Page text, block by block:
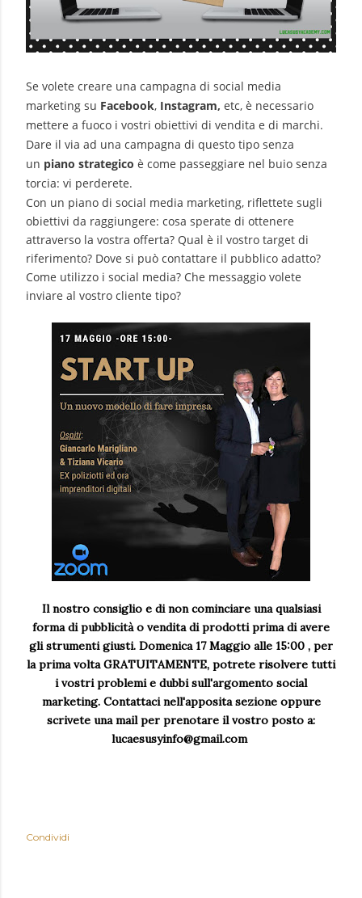
Se volete creare una campagna di social media
marketing su Facebook, Instagram, etc, è necessario
mettere a fuoco i vostri obiettivi di vendita e di marchi.
Dare il via ad una campagna di questo tipo senza
un piano strategico è come passeggiare nel buio senza
torcia: vi perderete.
Con un piano di social media marketing, riflettete sugli
obiettivi da raggiungere: cosa sperate di ottenere
attraverso la vostra offerta? Qual è il vostro target di
riferimento? Dove si può contattare il pubblico adatto?
Come utilizzo i social media? Che messaggio volete
inviare al vostro cliente tipo?
Il nostro consiglio e di non cominciare una qualsiasi
forma di pubblicità o vendita di prodotti prima di avere
gli strumenti giusti. Domenica 17 Maggio alle 15:00 , per
la prima volta GRATUITAMENTE, potrete risolvere tutti
i vostri problemi e dubbi sull'argomento social
marketing. Contattaci nell'apposita sezione oppure
scrivete una mail per prenotare il vostro posto a:
lucaesusyinfo@gmail.com
Condividi